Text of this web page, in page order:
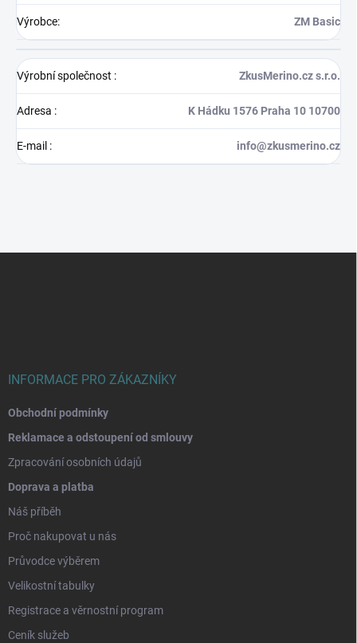
Výrobce: ZM Basic
Výrobní společnost : ZkusMerino.cz s.r.o.
Adresa : K Hádku 1576 Praha 10 10700
E-mail : info@zkusmerino.cz
INFORMACE PRO ZÁKAZNÍKY
Obchodní podmínky
Reklamace a odstoupení od smlouvy
Zpracování osobních údajů
Doprava a platba
Náš příběh
Proč nakupovat u nás
Průvodce výběrem
Velikostní tabulky
Registrace a věrnostní program
Ceník služeb